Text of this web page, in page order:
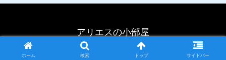
アリエスの小部屋
Copyright © 2002-2026 アリエスの小部屋 All Rights Reserved.
ホーム 検索 トップ サイドバー